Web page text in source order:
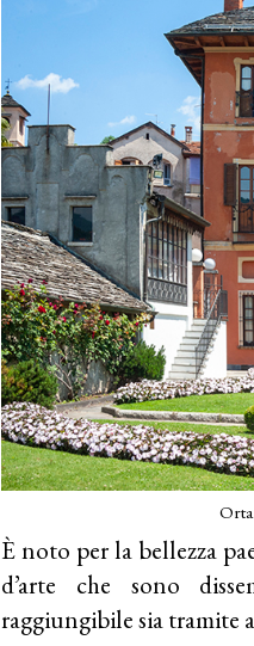
È noto per la bellezza
d’arte che sono
raggiungibile sia tramite